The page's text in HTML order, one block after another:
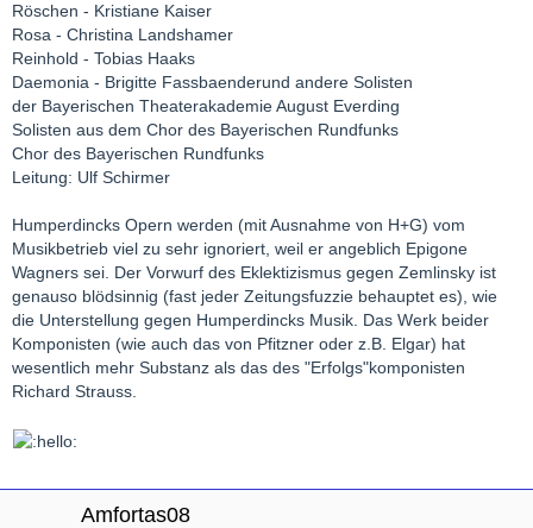
Röschen - Kristiane Kaiser
Rosa - Christina Landshamer
Reinhold - Tobias Haaks
Daemonia - Brigitte Fassbaenderund andere Solisten
der Bayerischen Theaterakademie August Everding
Solisten aus dem Chor des Bayerischen Rundfunks
Chor des Bayerischen Rundfunks
Leitung: Ulf Schirmer
Humperdincks Opern werden (mit Ausnahme von H+G) vom
Musikbetrieb viel zu sehr ignoriert, weil er angeblich Epigone
Wagners sei. Der Vorwurf des Eklektizismus gegen Zemlinsky ist
genauso blödsinnig (fast jeder Zeitungsfuzzie behauptet es), wie
die Unterstellung gegen Humperdincks Musik. Das Werk beider
Komponisten (wie auch das von Pfitzner oder z.B. Elgar) hat
wesentlich mehr Substanz als das des "Erfolgs"komponisten
Richard Strauss.
Amfortas08